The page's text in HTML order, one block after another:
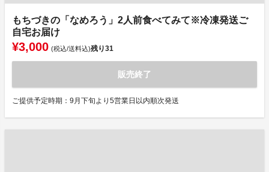
もちづきの「なめろう」2人前食べてみて※冷凍発送ご
自宅お届け
¥3,000 (税込/送料込)残り31
販売終了
ご提供予定時期：9月下旬より5営業日以内順次発送